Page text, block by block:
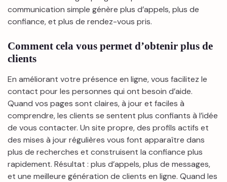
communication simple génère plus d’appels, plus de
confiance, et plus de rendez-vous pris.
Comment cela vous permet d’obtenir plus de
clients
En améliorant votre présence en ligne, vous facilitez le
contact pour les personnes qui ont besoin d’aide.
Quand vos pages sont claires, à jour et faciles à
comprendre, les clients se sentent plus confiants à l’idée
de vous contacter. Un site propre, des profils actifs et
des mises à jour régulières vous font apparaître dans
plus de recherches et construisent la confiance plus
rapidement. Résultat : plus d’appels, plus de messages,
et une meilleure génération de clients en ligne. Quand les